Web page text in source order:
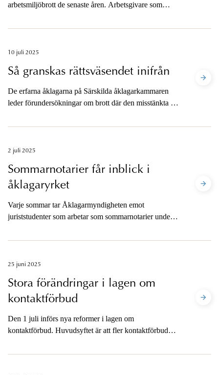
arbetsmiljöbrott de senaste åren. Arbetsgivare som
ansvar och bötesstraff för företaget, dvs. företagsbot.
10 juli 2025
Så granskas rättsväsendet inifrån
De erfarna åklagarna på Särskilda åklagarkammaren
leder förundersökningar om brott där den misstänkta är
riksdagsledamot. Verksamheten bedrivs avskilt från
som hanteras kommer från avdelningen för särskilda
inom polisen. Här ger Särskilda åklagarkammaren och
avdelningen för särskilda utredningar en inblick i den
2 juli 2025
Sommarnotarier får inblick i
åklagaryrket
Varje sommar tar Åklagarmyndigheten emot
juriststudenter som arbetar som sommarnotarier under
sommarnotarier om varför de sökte och vad de ser fram
25 juni 2025
Stora förändringar i lagen om
kontaktförbud
Den 1 juli införs nya reformer i lagen om
kontaktförbud. Huvudsyftet är att fler kontaktförbud
Kammaråklagare Malin Wallén berättar här om de